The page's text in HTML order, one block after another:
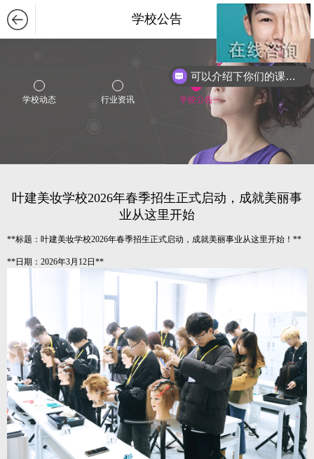
学校公告
学校动态 行业资讯 学校公告
叶建美妆学校2026年春季招生正式启动，成就美丽事
业从这里开始
**标题：叶建美妆学校2026年春季招生正式启动，成就美丽事业从这里开始！**
**日期：2026年3月12日**
可以介绍下你们的课程么？